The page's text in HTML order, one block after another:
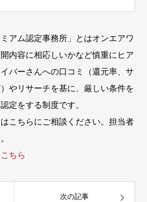
アム認定事務所」とはオンエアワ
内容に相応しいかなど慎重にヒア
バーさんへの口コミ（還元率、サ
やリサーチを基に、厳しい条件を
定をする制度です。
こちらにご相談ください。担当者
ちら
次の記事